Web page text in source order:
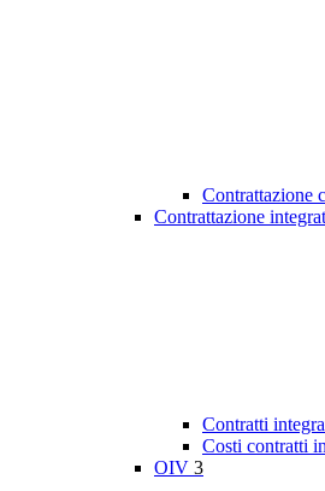
Contrattazione
Contrattazione
Contratti
Costi contratti
OIV 3